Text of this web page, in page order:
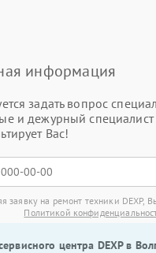
информация
задать вопрос
и дежурный специалист
Вас!
заявку на ремонт техники DEXP,
Политикой
центра DEXP в